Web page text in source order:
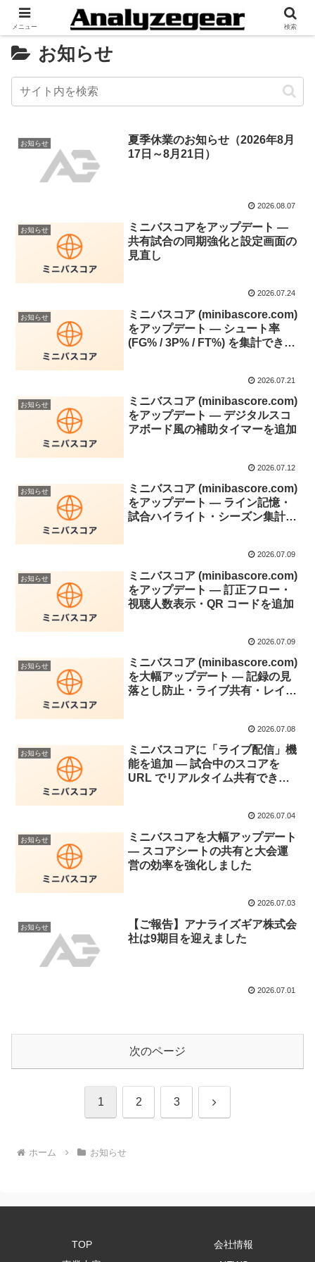
お知らせ
お知らせ
夏季休業のお知らせ（2026年8月
17日～8月21日）
2026.08.07
お知らせ
ミニバスコアをアップデート —
共有試合の同期強化と設定画面の
見直し
2026.07.24
お知らせ
ミニバスコア (minibascore.com)
をアップデート — シュート率
(FG% / 3P% / FT%) を集計できる
2026.07.21
お知らせ
ミニバスコア (minibascore.com)
をアップデート — デジタルスコ
アボード風の補助タイマーを追加
2026.07.12
お知らせ
ミニバスコア (minibascore.com)
をアップデート — ライン記憶・
試合ハイライト・シーズン集計を
2026.07.09
お知らせ
ミニバスコア (minibascore.com)
をアップデート — 訂正フロー・
視聴人数表示・QR コードを追加
2026.07.09
お知らせ
ミニバスコア (minibascore.com)
を大幅アップデート — 記録の見
落とし防止・ライブ共有・レイア
2026.07.08
お知らせ
ミニバスコアに「ライブ配信」機
能を追加 — 試合中のスコアを
URL でリアルタイム共有できま
2026.07.04
お知らせ
ミニバスコアを大幅アップデート
— スコアシートの共有と大会運
営の効率を強化しました
2026.07.03
お知らせ
【ご報告】アナライズギア株式会
社は9期目を迎えました
2026.07.01
次のページ
1 2 3 次
ホーム お知らせ
TOP
会社情報
メニュー 検索